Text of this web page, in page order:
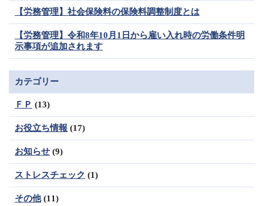
【労務管理】社会保険料の保険料調整制度とは
【労務管理】令和8年10月1日から雇い入れ時の労働条件明
示事項が追加されます
カテゴリー
ＦＰ (13)
お役立ち情報 (17)
お知らせ (9)
ストレスチェック (1)
その他(11)